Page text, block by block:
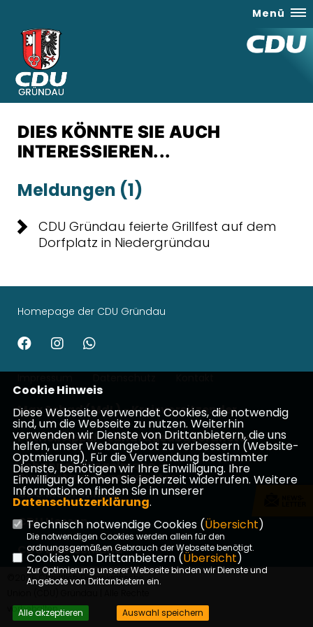
Menü
DIES KÖNNTE SIE AUCH
INTERESSIEREN...
Meldungen (1)
CDU Gründau feierte Grillfest auf dem
Dorfplatz in Niedergründau
Homepage der CDU Gründau
Max Schad (MdL) - Kreisvorsitzender
Patrick Appel - Landtagsabgeordneter
Johannes Wiegelmann -
Bundestagsabgeordneter
CDU Main-Kinzig
CDU Hessen
CDU Deutschland
©2026 Christlich Demokratische
vorbehalten.
Cookie Hinweis
Diese Webseite verwendet Cookies, die notwendig
sind, um die Webseite zu nutzen. Weiterhin
verwenden wir Dienste von Drittanbietern, die uns
helfen, unser Webangebot zu verbessern (Website-
Optmierung). Für die Verwendung bestimmter
Dienste, benötigen wir Ihre Einwilligung. Ihre
Einwilligung können Sie jederzeit widerrufen. Weitere
Informationen finden Sie in unserer
Datenschutzerklärung.
Technisch notwendige Cookies (Übersicht)
Die notwendigen Cookies werden allein für den
ordnungsgemäßen Gebrauch der Webseite benötigt.
Cookies von Drittanbietern (Übersicht)
Zur Optimierung unserer Webseite binden wir Dienste und
Angebote von Drittanbietern ein.
Alle akzeptieren Auswahl speichern